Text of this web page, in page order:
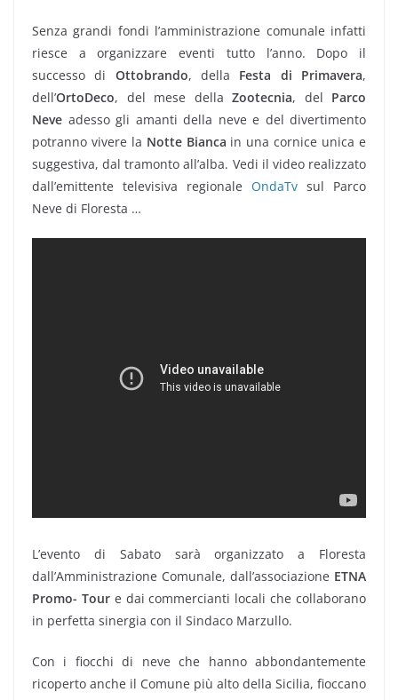
Senza grandi fondi l’amministrazione comunale infatti
riesce a organizzare eventi tutto l’anno. Dopo il
successo di Ottobrando, della Festa di Primavera,
dell’OrtoDeco, del mese della Zootecnia, del Parco
Neve adesso gli amanti della neve e del divertimento
potranno vivere la Notte Bianca in una cornice unica e
suggestiva, dal tramonto all’alba. Vedi il video realizzato
dall’emittente televisiva regionale OndaTv sul Parco
Neve di Floresta …
L’evento di Sabato sarà organizzato a Floresta
dall’Amministrazione Comunale, dall’associazione ETNA
Promo- Toure dai commercianti locali che collaborano
in perfetta sinergia con il Sindaco Marzullo.
Con i fiocchi di neve che hanno abbondantemente
ricoperto anche il Comune più alto della Sicilia, fioccano